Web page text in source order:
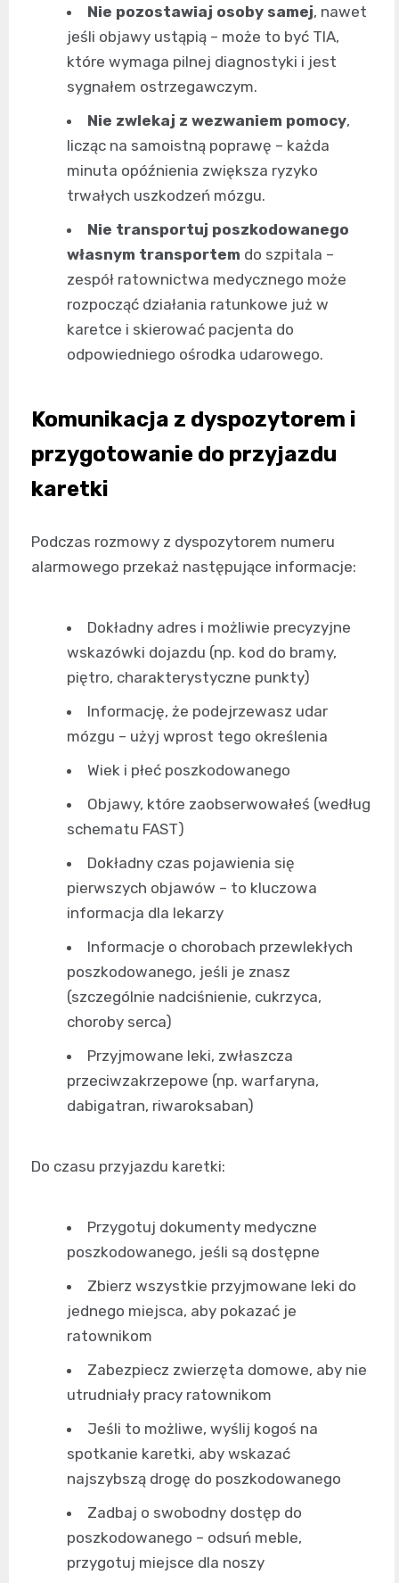
Nie pozostawiaj osoby samej, nawet
jeśli objawy ustąpią – może to być TIA,
które wymaga pilnej diagnostyki i jest
sygnałem ostrzegawczym.
Nie zwlekaj z wezwaniem pomocy,
licząc na samoistną poprawę – każda
minuta opóźnienia zwiększa ryzyko
trwałych uszkodzeń mózgu.
Nie transportuj poszkodowanego
własnym transportem do szpitala –
zespół ratownictwa medycznego może
rozpocząć działania ratunkowe już w
karetce i skierować pacjenta do
odpowiedniego ośrodka udarowego.
Komunikacja z dyspozytorem i
przygotowanie do przyjazdu
karetki
Podczas rozmowy z dyspozytorem numeru
alarmowego przekaż następujące informacje:
Dokładny adres i możliwie precyzyjne
wskazówki dojazdu (np. kod do bramy,
piętro, charakterystyczne punkty)
Informację, że podejrzewasz udar
mózgu – użyj wprost tego określenia
Wiek i płeć poszkodowanego
Objawy, które zaobserwowałeś (według
schematu FAST)
Dokładny czas pojawienia się
pierwszych objawów – to kluczowa
informacja dla lekarzy
Informacje o chorobach przewlekłych
poszkodowanego, jeśli je znasz
(szczególnie nadciśnienie, cukrzyca,
choroby serca)
Przyjmowane leki, zwłaszcza
przeciwzakrzepowe (np. warfaryna,
dabigatran, riwaroksaban)
Do czasu przyjazdu karetki:
Przygotuj dokumenty medyczne
poszkodowanego, jeśli są dostępne
Zbierz wszystkie przyjmowane leki do
jednego miejsca, aby pokazać je
ratownikom
Zabezpiecz zwierzęta domowe, aby nie
utrudniały pracy ratownikom
Jeśli to możliwe, wyślij kogoś na
spotkanie karetki, aby wskazać
najszybszą drogę do poszkodowanego
Zadbaj o swobodny dostęp do
poszkodowanego – odsuń meble,
przygotuj miejsce dla noszy